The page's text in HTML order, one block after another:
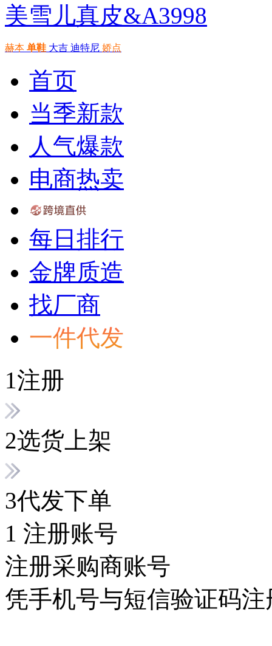
美雪儿真皮&A3998
赫本 单鞋 大吉 迪特尼 娇点
首页
当季新款
人气爆款
电商热卖
每日排行
金牌质造
找厂商
一件代发
1注册
2选货上架
3代发下单
1 注册账号
注册采购商账号
凭手机号与短信验证码